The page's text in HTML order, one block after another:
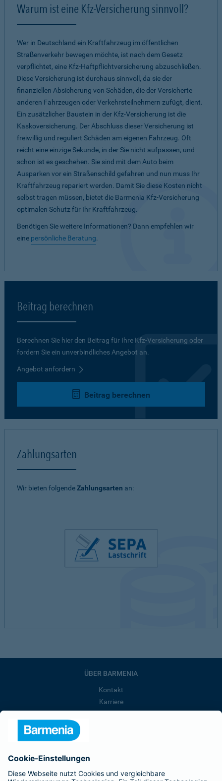
Warum ist eine Kfz-Versicherung sinnvoll?
Wer in Deutschland ein Kraftfahrzeug im öffentlichen
Straßenverkehr bewegen möchte, ist nach dem Gesetz
verpflichtet, eine Kfz-Haftpflichtversicherung abzuschließen.
Diese Versicherung ist durchaus sinnvoll, da sie der
finanziellen Absicherung von Schäden, die der Versicherte
anderen Fahrzeugen oder Verkehrsteilnehmern zufügt, dient.
Ein zusätzlicher Baustein in der Kfz-Versicherung ist die
Kaskoversicherung. Der Abschluss dieser Versicherung ist
freiwillig und reguliert Schäden am eigenen Fahrzeug. Oft
reicht eine einzige Sekunde, in der Sie nicht aufpassen, und
schon ist es geschehen. Sie sind mit dem Auto beim
Ausparken vor ein Straßenschild gefahren und nun muss Ihr
Kraftfahrzeug repariert werden. Damit Sie diese Kosten nicht
selbst tragen müssen, bietet die Barmenia Kfz-Versicherung
optimalen Schutz für Ihr Kraftfahrzeug.
Benötigen Sie weitere Informationen? Dann empfehlen wir
eine persönliche Beratung.
Beitrag berechnen
Berechnen Sie hier den Beitrag für Ihre Kfz-Versicherung oder
fordern Sie ein unverbindliches Angebot an.
Angebot anfordern
Beitrag berechnen
Zahlungsarten
Wir bieten folgendeZahlungsarten an:
ÜBER BARMENIA
Kontakt
Karriere
Barmenia ist Teil der BarmeniaGothaer